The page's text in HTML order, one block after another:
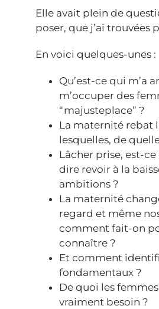
Elle avait plein de
poser, que j’ai trouvées
En voici quelques-unes :
Qu’est-ce qui m’a
m’occuper des
“majusteplace” ?
La maternité rebat
lesquelles, de
Lâcher prise, est-
dire revoir à la
ambitions ?
La maternité
regard et même
comment fait-on
connaître ?
Et comment
fondamentaux ?
De quoi les
vraiment besoin ?